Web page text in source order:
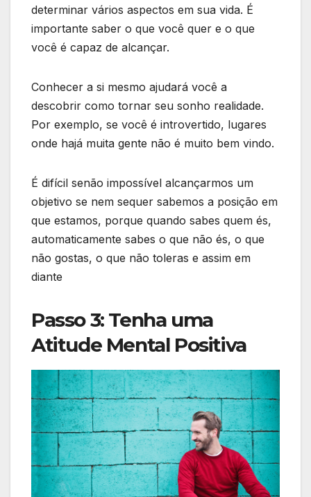
determinar vários aspectos em sua vida. É
importante saber o que você quer e o que
você é capaz de alcançar.
Conhecer a si mesmo ajudará você a
descobrir como tornar seu sonho realidade.
Por exemplo, se você é introvertido, lugares
onde hajá muita gente não é muito bem vindo.
É difícil senão impossível alcançarmos um
objetivo se nem sequer sabemos a posição em
que estamos, porque quando sabes quem és,
automaticamente sabes o que não és, o que
não gostas, o que não toleras e assim em
diante
Passo 3: Tenha uma
Atitude Mental Positiva